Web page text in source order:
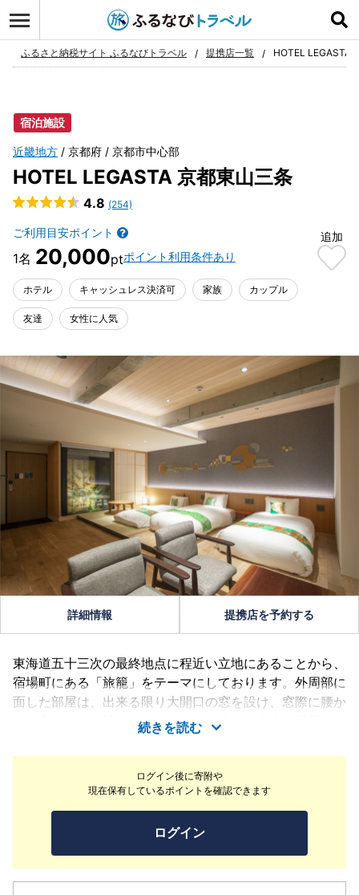
お気に入り
ふるさと納税サイト ふるなびトラベル 提携店一覧 HOTEL LEGASTA
宿泊施設
近畿地方 京都府 京都市中心部
HOTEL LEGASTA 京都東山三条
4.8 (254)
ご利用目安ポイント
20,000 ポイント利用条件あり
追加
ホテル キャッシュレス決済可 家族 カップル
友達 女性に人気
ログイン後に寄附や
現在保有しているポイントを確認できます
ログイン
詳細情報 提携店を予約する
東海道五十三次の最終地点に程近い立地にあることから、
宿場町にある「旅籠」をテーマにしております。外周部に
面した部屋は、出来る限り大開口の窓を設け、窓際に腰か
けて京都の街を眺めているシーンも演出。中央の部屋は、
はなれの様な位置づけとして、坪庭、中庭などを設け、小
間と広間が隣接する風景を楽しんで頂けます。建物に使用
している素材は、木とコンクリート、布とタイルなどの様
に、軟と硬、伝統とモダンを融合した表現としています。
そこに造園／アートなどのクリエーターの感性が加わり、
多様な解釈が可能な空間造りも心がけております。お客様
に「新しい京都」を体感していただき、四季折々の風景を
続きを読む